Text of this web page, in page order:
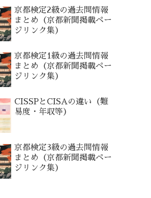
京都検定2級の過去問情報
まとめ（京都新聞掲載ペー
ジリンク集）
京都検定1級の過去問情報
まとめ（京都新聞掲載ペー
ジリンク集）
CISSPとCISAの違い（難
易度・年収等）
京都検定3級の過去問情報
まとめ（京都新聞掲載ペー
ジリンク集）